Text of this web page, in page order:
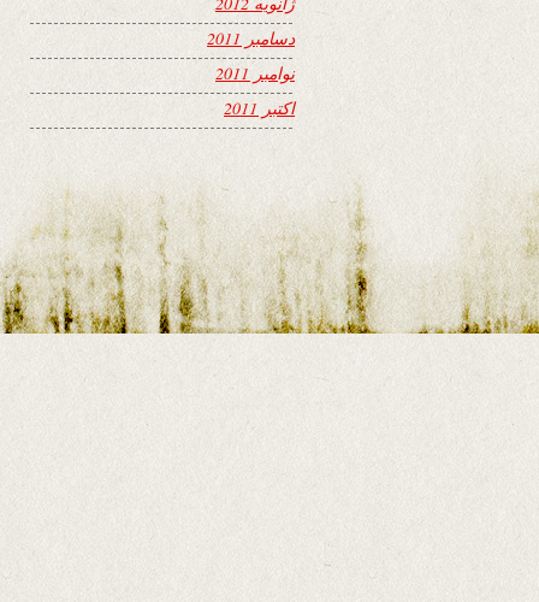
دسامبر 2011
نوامبر 2011
اکتبر 2011